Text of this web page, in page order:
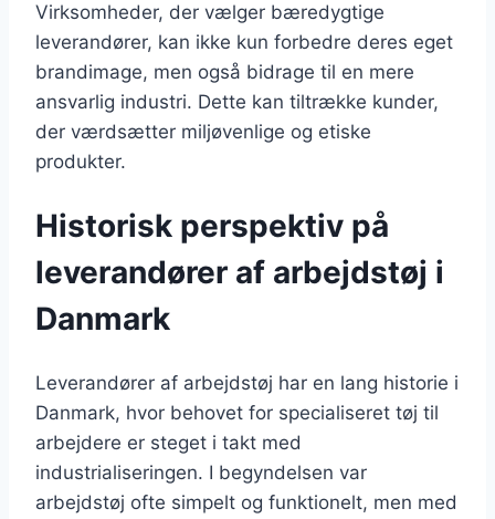
Virksomheder, der vælger bæredygtige
leverandører, kan ikke kun forbedre deres eget
brandimage, men også bidrage til en mere
ansvarlig industri. Dette kan tiltrække kunder,
der værdsætter miljøvenlige og etiske
produkter.
Historisk perspektiv på
leverandører af arbejdstøj i
Danmark
Leverandører af arbejdstøj har en lang historie i
Danmark, hvor behovet for specialiseret tøj til
arbejdere er steget i takt med
industrialiseringen. I begyndelsen var
arbejdstøj ofte simpelt og funktionelt, men med